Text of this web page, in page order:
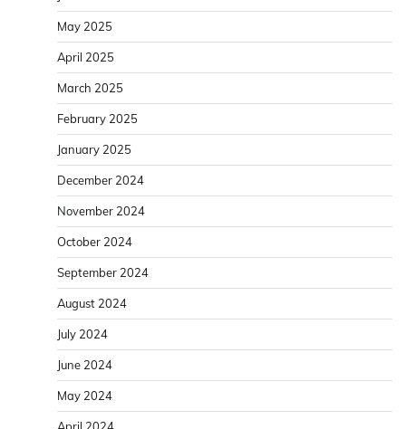
May 2025
April 2025
March 2025
February 2025
January 2025
December 2024
November 2024
October 2024
September 2024
August 2024
July 2024
June 2024
May 2024